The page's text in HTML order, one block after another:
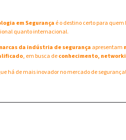
em Segurança é o destino certo para quem
quanto internacional.
da indústria de segurança apresentam
, em busca deconhecimento,
há de mais inovador no mercado de segurança!